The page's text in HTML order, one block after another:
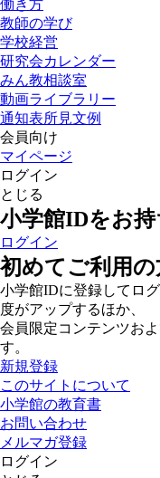
働き方
教師の学び
学校経営
研究会カレンダー
みん教相談室
動画ライブラリー
通知表所見文例
会員向け
マイページ
ログイン
とじる
小学館IDをお
ログイン
初めてご利用の
小学館IDに登録してロ
度がアップするほか、
会員限定コンテンツお
す。
新規登録
このサイトについて
小学館の教育書
お問い合わせ
メルマガ登録
ログイン